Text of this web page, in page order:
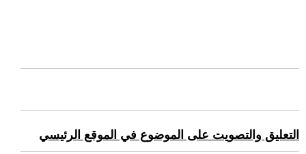
التعليق والتصويت على الموضوع في الموقع الرئيسي